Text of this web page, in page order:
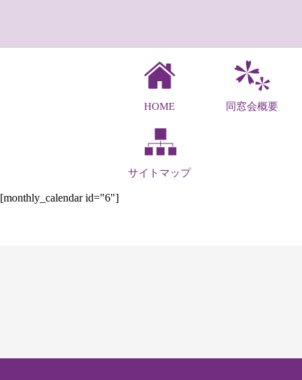
HOME 同窓会概要
サイトマップ
[monthly_calendar id="6"]